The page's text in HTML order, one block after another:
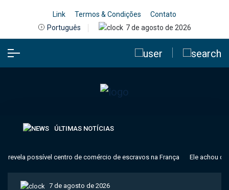
Link Termos & Condições
Contato
Português
7 de agosto de 2026
ÚLTIMAS NOTÍCIAS
possível centro de comércio de escravos na França Ele achou
7 de agosto de 2026